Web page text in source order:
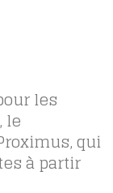
les
le
qui
à partir